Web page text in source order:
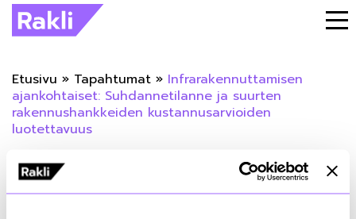
Etusivu » Tapahtumat » Infrarakennuttamisen
ajankohtaiset: Suhdannetilanne ja suurten
rakennushankkeiden kustannusarvioiden
luotettavuus
« Takaisin tapahtumiin